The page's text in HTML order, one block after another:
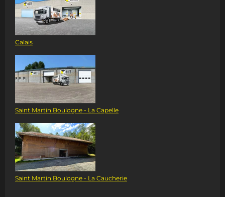
Calais
Saint Martin Boulogne - La Capelle
Saint Martin Boulogne - La Caucherie